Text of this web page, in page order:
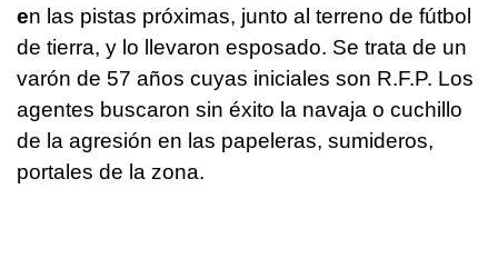
en las pistas próximas, junto al terreno de fútbol
de tierra, y lo llevaron esposado. Se trata de un
varón de 57 años cuyas iniciales son R.F.P. Los
agentes buscaron sin éxito la navaja o cuchillo
de la agresión en las papeleras, sumideros,
portales de la zona.